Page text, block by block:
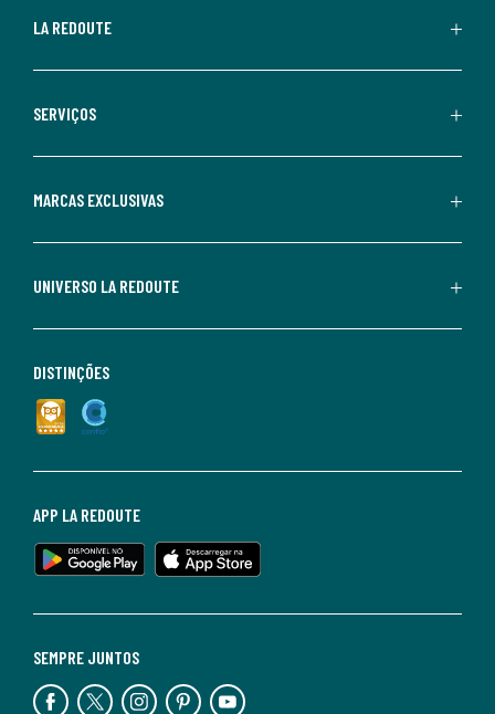
LA REDOUTE
SERVIÇOS
MARCAS EXCLUSIVAS
UNIVERSO LA REDOUTE
SEMPRE JUNTOS
APP LA REDOUTE
DISTINÇÕES